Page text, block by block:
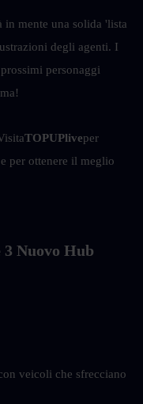
mente una solida 'lista
degli agenti. I
personaggi
TOPUPliveper
per ottenere il meglio
3 Nuovo Hub
veicoli che sfrecciano